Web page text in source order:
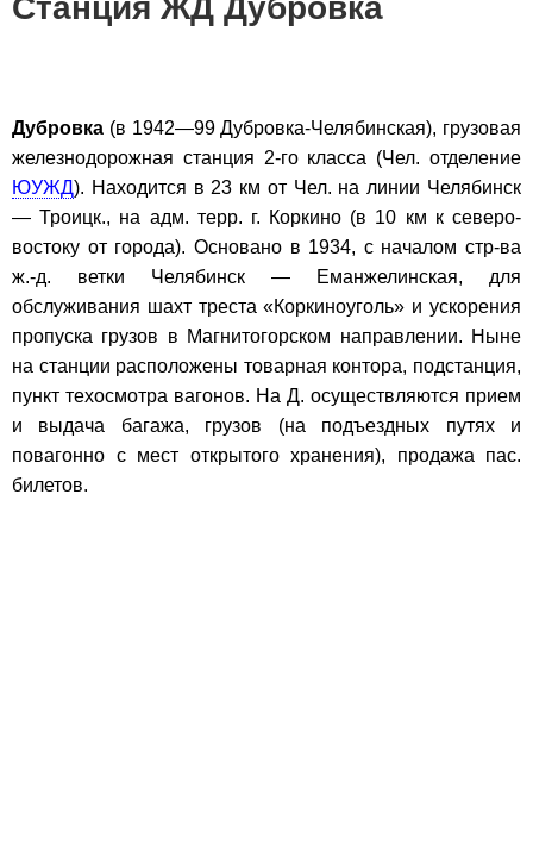
Станция ЖД Дубровка
Дубровка (в 1942—99 Дубровка-Челябинская), грузовая
железнодорожная станция 2-го класса (Чел. отделение
ЮУЖД). Находится в 23 км от Чел. на линии Челябинск
— Троицк., на адм. терр. г. Коркино (в 10 км к северо-
востоку от города). Основано в 1934, с началом стр-ва
ж.-д. ветки Челябинск — Еманжелинская, для
обслуживания шахт треста «Коркиноуголь» и ускорения
пропуска грузов в Магнитогорском направлении. Ныне
на станции расположены товарная контора, подстанция,
пункт техосмотра вагонов. На Д. осуществляются прием
и выдача багажа, грузов (на подъездных путях и
повагонно с мест открытого хранения), продажа пас.
билетов.